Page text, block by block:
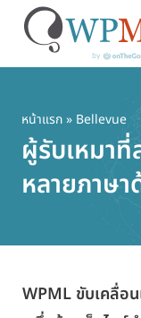
เนื้อหา
หลัก
หน้าแรก» Bellevue
ผู้รับเหมาที่
หลายภาษ
WPML ขับเคลื่อ